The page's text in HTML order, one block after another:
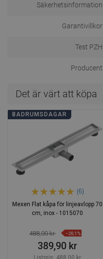
Säkerhetsinformation
Garantivillkor
Test PZH
Producent
Det är värt att köpa
BADRUMSDAGAR
(6)
Mexen Flat kåpa för linjeavlopp 70
cm, inox - 1015070
488,00 kr −20,1%
389,90 kr
Listpris: 488,00 kr